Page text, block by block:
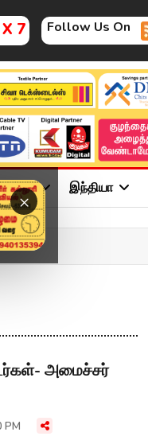
7 Follow Us On
×
இந்தியா
அமைச்சர்
PM